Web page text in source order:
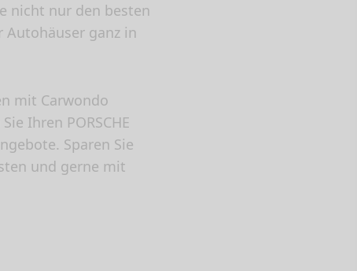
nicht nur den besten
Autohäuser ganz in
mit Carwondo
Ihren PORSCHE
Sparen Sie
und gerne mit